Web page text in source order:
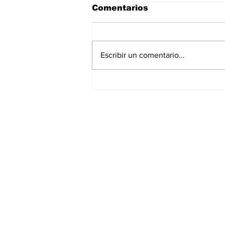
Comentarios
Escribir un comentario...